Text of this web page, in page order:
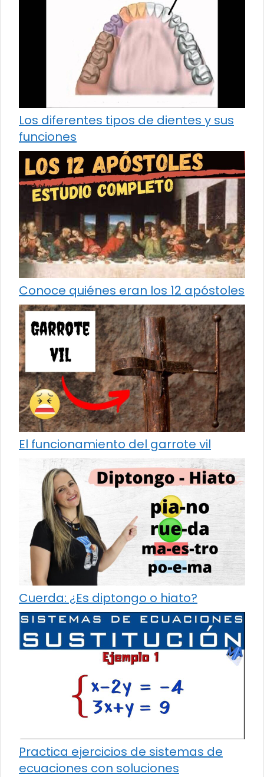
Los diferentes tipos de dientes y sus
funciones
Conoce quiénes eran los 12 apóstoles
El funcionamiento del garrote vil
Cuerda: ¿Es diptongo o hiato?
Practica ejercicios de sistemas de
ecuaciones con soluciones